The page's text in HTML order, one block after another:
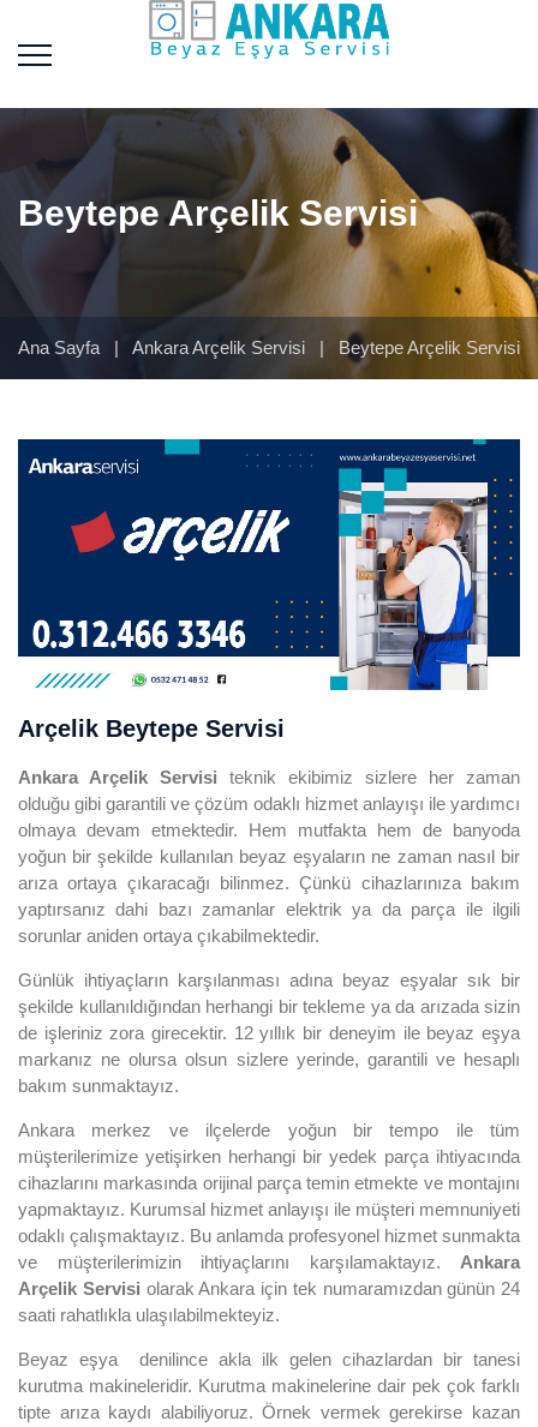
Beytepe Arçelik Servisi
Ana Sayfa | Ankara Arçelik Servisi | Beytepe Arçelik Servisi
Arçelik Beytepe Servisi
Ankara Arçelik Servisi teknik ekibimiz sizlere her zaman
olduğu gibi garantili ve çözüm odaklı hizmet anlayışı ile yardımcı
olmaya devam etmektedir. Hem mutfakta hem de banyoda
yoğun bir şekilde kullanılan beyaz eşyaların ne zaman nasıl bir
arıza ortaya çıkaracağı bilinmez. Çünkü cihazlarınıza bakım
yaptırsanız dahi bazı zamanlar elektrik ya da parça ile ilgili
sorunlar aniden ortaya çıkabilmektedir.
Günlük ihtiyaçların karşılanması adına beyaz eşyalar sık bir
şekilde kullanıldığından herhangi bir tekleme ya da arızada sizin
de işleriniz zora girecektir. 12 yıllık bir deneyim ile beyaz eşya
markanız ne olursa olsun sizlere yerinde, garantili ve hesaplı
bakım sunmaktayız.
Ankara merkez ve ilçelerde yoğun bir tempo ile tüm
müşterilerimize yetişirken herhangi bir yedek parça ihtiyacında
cihazlarını markasında orijinal parça temin etmekte ve montajını
yapmaktayız. Kurumsal hizmet anlayışı ile müşteri memnuniyeti
odaklı çalışmaktayız. Bu anlamda profesyonel hizmet sunmakta
ve müşterilerimizin ihtiyaçlarını karşılamaktayız. Ankara
Arçelik Servisi olarak Ankara için tek numaramızdan günün 24
saati rahatlıkla ulaşılabilmekteyiz.
Beyaz eşya denilince akla ilk gelen cihazlardan bir tanesi
kurutma makineleridir. Kurutma makinelerine dair pek çok farklı
tipte arıza kaydı alabiliyoruz. Örnek vermek gerekirse kazan